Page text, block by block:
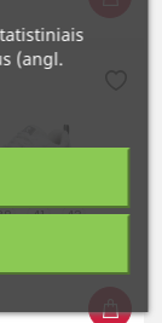
41 43
sportiniai
(angl.